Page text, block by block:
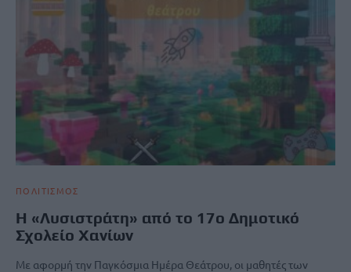
ΠΟΛΙΤΙΣΜΟΣ
Η «Λυσιστράτη» από το 17ο Δημοτικό
Σχολείο Χανίων
Με αφορμή την Παγκόσμια Ημέρα Θεάτρου, οι μαθητές των